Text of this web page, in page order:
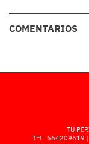
COMENTARIOS
TU
TEL: 664209619 |